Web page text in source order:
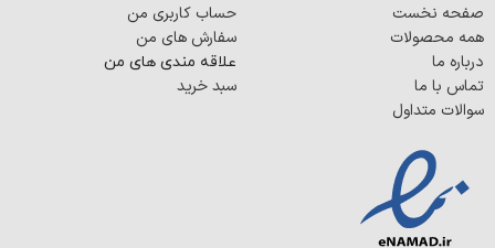
صفحه نخست
همه محصولات
درباره ما
تماس با ما
سوالات متداول
حساب کاربری من
سفارش های من
علاقه مندی های من
سبد خرید